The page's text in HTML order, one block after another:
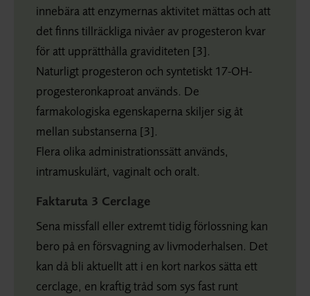
innebära att enzymernas aktivitet mättas och att
det finns tillräckliga nivåer av progesteron kvar
för att upprätthålla graviditeten [3].
Naturligt progesteron och syntetiskt 17-OH-
progesteronkaproat används. De
farmakologiska egenskaperna skiljer sig åt
mellan substanserna [3].
Flera olika administrationssätt används,
intramuskulärt, vaginalt och oralt.
Faktaruta 3 Cerclage
Sena missfall eller extremt tidig förlossning kan
bero på en försvagning av livmoderhalsen. Det
kan då bli aktuellt att i en kort narkos sätta ett
cerclage, en kraftig tråd som sys fast runt